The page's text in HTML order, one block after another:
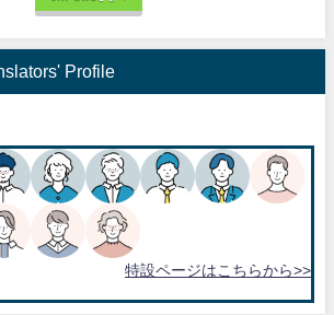
Profile
特設ページはこちらから>>